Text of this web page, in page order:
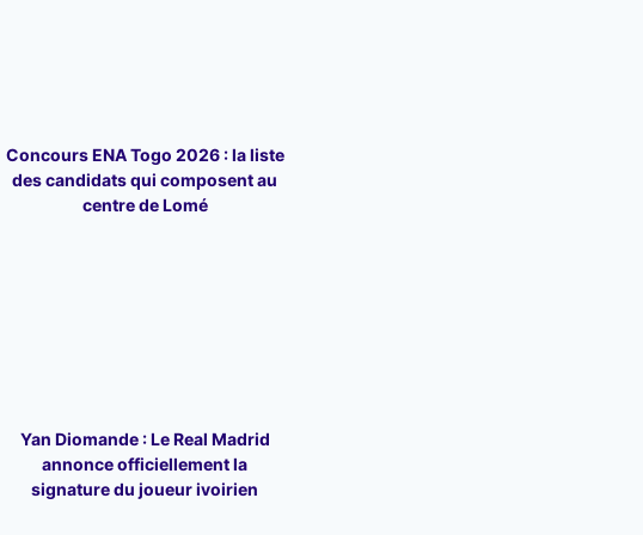
Concours ENA Togo 2026 : la liste
des candidats qui composent au
centre de Lomé
Yan Diomande : Le Real Madrid
annonce officiellement la
signature du joueur ivoirien